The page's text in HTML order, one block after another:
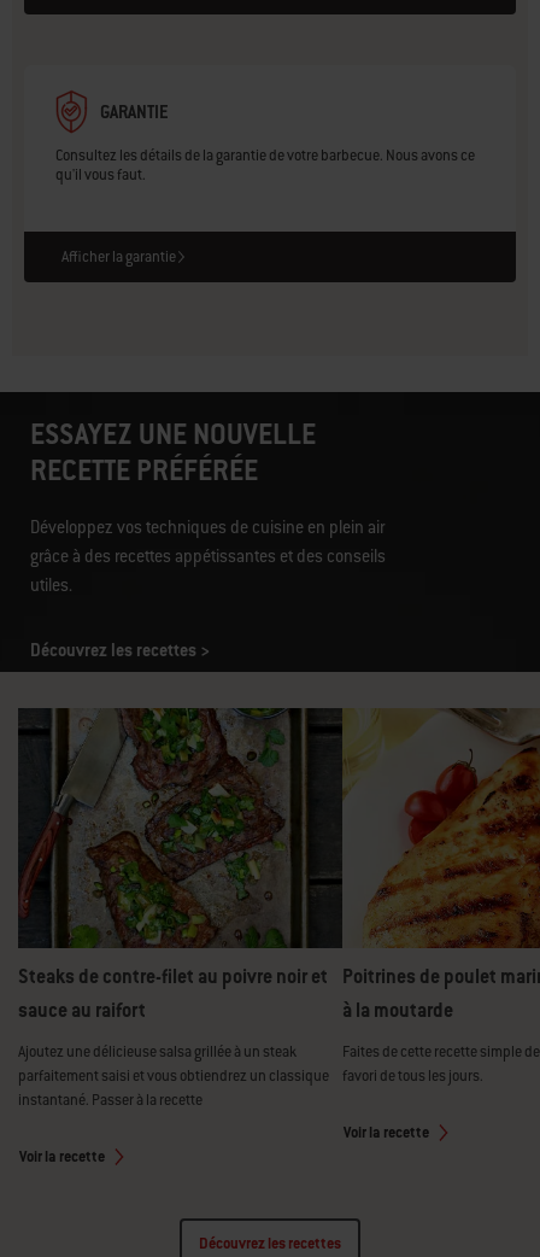
GARANTIE
Consultez les détails de la garantie de votre barbecue. Nous avons ce
qu'il vous faut.
Afficher la garantie
ESSAYEZ UNE NOUVELLE
RECETTE PRÉFÉRÉE
Développez vos techniques de cuisine en plein air
grâce à des recettes appétissantes et des conseils
utiles.
Découvrez les recettes
Steaks de contre-filet au poivre noir et
sauce au raifort
Ajoutez une délicieuse salsa grillée à un steak
parfaitement saisi et vous obtiendrez un classique
instantané. Passer à la recette
Voir la recette
Poitrines de poulet
à la moutarde
Faites de cette recette simple
favori de tous les jours.
Voir la recette
Découvrez les recettes